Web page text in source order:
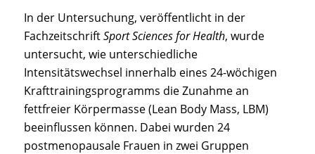
In der Untersuchung, veröffentlicht in der
FachzeitschriftSport Sciences for Health, wurde
untersucht, wie unterschiedliche
Intensitätswechsel innerhalb eines 24-wöchigen
Krafttrainingsprogramms die Zunahme an
fettfreier Körpermasse (Lean Body Mass, LBM)
beeinflussen können. Dabei wurden 24
postmenopausale Frauen in zwei Gruppen